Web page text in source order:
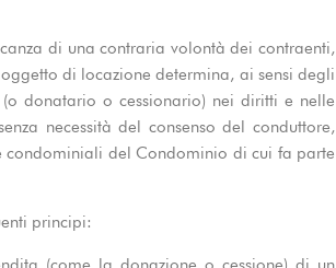
di una contraria volontà dei contraenti,
di locazione determina, ai sensi degli
donatario o cessionario) nei diritti e nelle
necessità del consenso del conduttore,
condominiali del Condominio di cui fa parte
principi: